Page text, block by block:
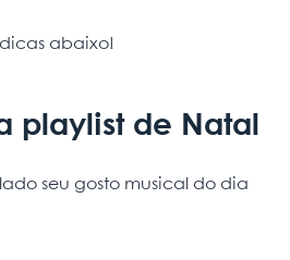
abaixo!
playlist de Natal
seu gosto musical do dia